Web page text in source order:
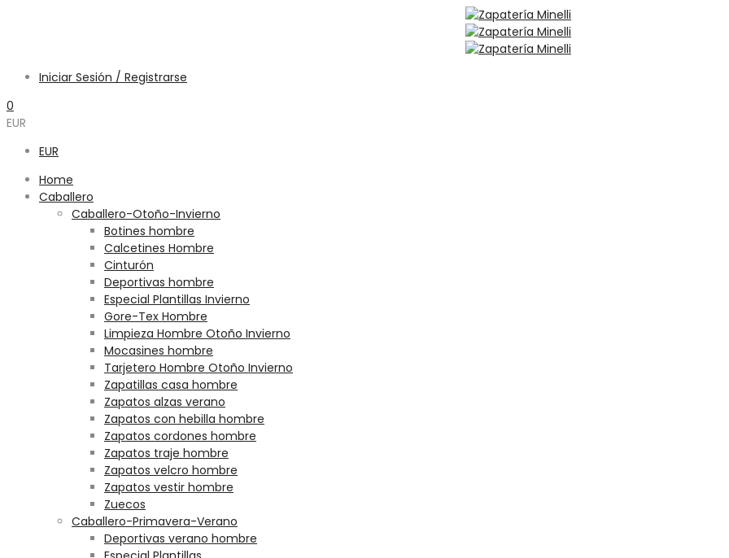
Iniciar Sesión / Registrarse
0
EUR
EUR
Home
Caballero
Caballero-Otoño-Invierno
Botines hombre
Calcetines Hombre
Cinturón
Deportivas hombre
Especial Plantillas Invierno
Gore-Tex Hombre
Limpieza Hombre Otoño Invierno
Mocasines hombre
Tarjetero Hombre Otoño Invierno
Zapatillas casa hombre
Zapatos alzas verano
Zapatos con hebilla hombre
Zapatos cordones hombre
Zapatos traje hombre
Zapatos velcro hombre
Zapatos vestir hombre
Zuecos
Caballero-Primavera-Verano
Deportivas verano hombre